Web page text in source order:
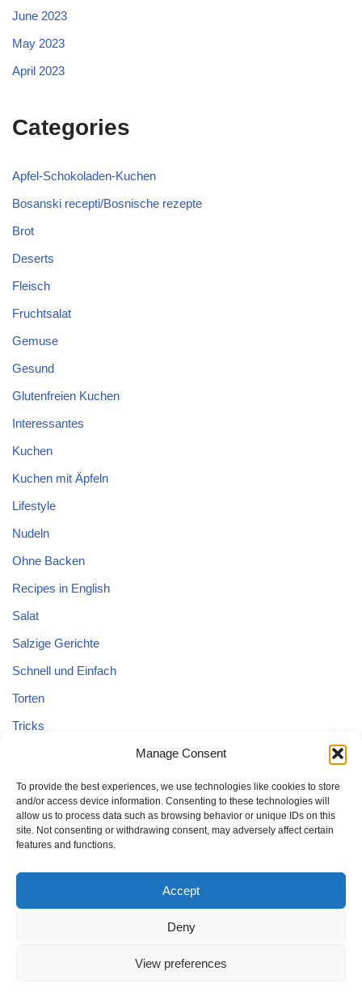
Manage Consent
To provide the best experiences, we use technologies like cookies to store
and/or access device information. Consenting to these technologies will
allow us to process data such as browsing behavior or unique IDs on this
site. Not consenting or withdrawing consent, may adversely affect certain
features and functions.
Accept
Deny
View preferences
June 2023
May 2023
April 2023
Categories
Apfel-Schokoladen-Kuchen
Bosanski recepti/Bosnische rezepte
Brot
Deserts
Fleisch
Fruchtsalat
Gemuse
Gesund
Glutenfreien Kuchen
Interessantes
Kuchen
Kuchen mit Äpfeln
Lifestyle
Nudeln
Ohne Backen
Recipes in English
Salat
Salzige Gerichte
Schnell und Einfach
Torten
Tricks
Uncategorized
Vegane Kuchen
Schnell und Einfach
Gesund